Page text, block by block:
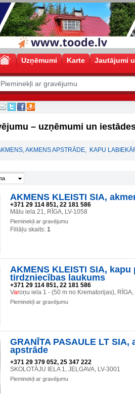
Uzņēmumi Karte Jautājumi
– uzņēmumi un
AKMENS APSTRĀDE, KAPU
AKMENS KLEISTI SIA,
+371 29 114 851, 22 181 586
Mālu iela 21, RĪGA, LV-1058
Pieminekļi ar gravējumu
Filiāļu skaits: 1
AKMENS KLEISTI SIA,
tirdzniecības laukums
+371 29 114 851, 22 181 586
Varoņu iela 1 - (50 m no Krematorijas), RĪGA,
Pieminekļi ar gravējumu
GRANĪTA PASAULE LT SIA,
apstrāde
+371 29 379 052, 25 347 222
SKOLOTĀJU IELA 1, JELGAVA, LV-3001
Pieminekļi ar gravējumu